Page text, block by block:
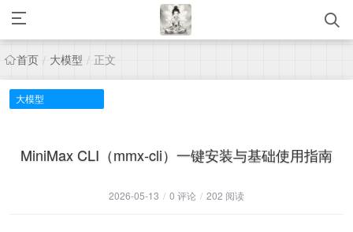
首页 / 大模型 / 正文
大模型
MiniMax CLI（mmx-cli）一键安装与基础使用指南
2026-05-13 / 0 评论 / 202 阅读